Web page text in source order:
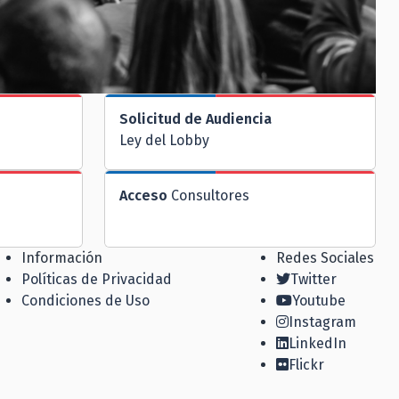
Solicitud de Audiencia
Ley del Lobby
Acceso Consultores
Información
Políticas de Privacidad
Condiciones de Uso
Redes Sociales
Twitter
Youtube
Instagram
LinkedIn
Flickr